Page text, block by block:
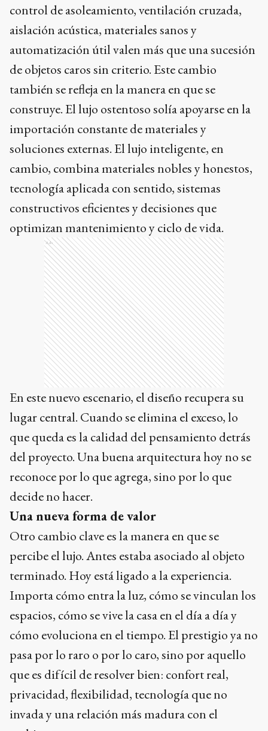
control de asoleamiento, ventilación cruzada,
aislación acústica, materiales sanos y
automatización útil valen más que una sucesión
de objetos caros sin criterio. Este cambio
también se refleja en la manera en que se
construye. El lujo ostentoso solía apoyarse en la
importación constante de materiales y
soluciones externas. El lujo inteligente, en
cambio, combina materiales nobles y honestos,
tecnología aplicada con sentido, sistemas
constructivos eficientes y decisiones que
optimizan mantenimiento y ciclo de vida.
Ads
En este nuevo escenario, el diseño recupera su
lugar central. Cuando se elimina el exceso, lo
que queda es la calidad del pensamiento detrás
del proyecto. Una buena arquitectura hoy no se
reconoce por lo que agrega, sino por lo que
decide no hacer.
Una nueva forma de valor
Otro cambio clave es la manera en que se
percibe el lujo. Antes estaba asociado al objeto
terminado. Hoy está ligado a la experiencia.
Importa cómo entra la luz, cómo se vinculan los
espacios, cómo se vive la casa en el día a día y
cómo evoluciona en el tiempo. El prestigio ya no
pasa por lo raro o por lo caro, sino por aquello
que es difícil de resolver bien: confort real,
privacidad, flexibilidad, tecnología que no
invada y una relación más madura con el